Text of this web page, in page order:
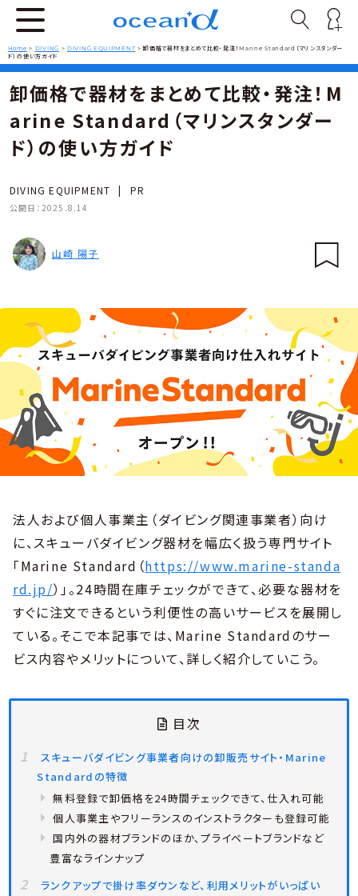
Home > DIVING >DIVING EQUIPMENT >卸価格で器材をまとめて比較・発注！Marine Standard（マリンスタンダー
ド）の使い方ガイド
卸価格で器材をまとめて比較・発注！M
arine Standard（マリンスタンダー
ド）の使い方ガイド
DIVING EQUIPMENT | PR
公開日： 2025.8.14
山崎 陽子
法人および個人事業主（ダイビング関連事業者）向け
に、スキューバダイビング器材を幅広く扱う専門サイト
「Marine Standard（https://www.marine-standa
rd.jp/）」。24時間在庫チェックができて、必要な器材を
すぐに注文できるという利便性の高いサービスを展開し
ている。そこで本記事では、Marine Standardのサー
ビス内容やメリットについて、詳しく紹介していこう。
目次
スキューバダイビング事業者向けの卸販売サイト・Marine
Standardの特徴
無料登録で卸価格を24時間チェックできて、仕入れ可能
個人事業主やフリーランスのインストラクターも登録可能
国内外の器材ブランドのほか、プライベートブランドなど
豊富なラインナップ
ランクアップで掛け率ダウンなど、利用メリットがいっぱい